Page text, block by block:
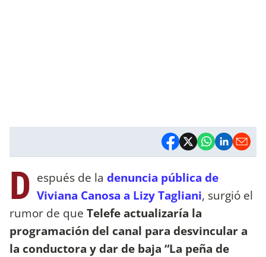
D espués de la denuncia pública de
Viviana Canosa a Lizy Tagliani, surgió el
rumor de que Telefe actualizaría la
programación del canal para desvincular a
la conductora y dar de baja “La peña de